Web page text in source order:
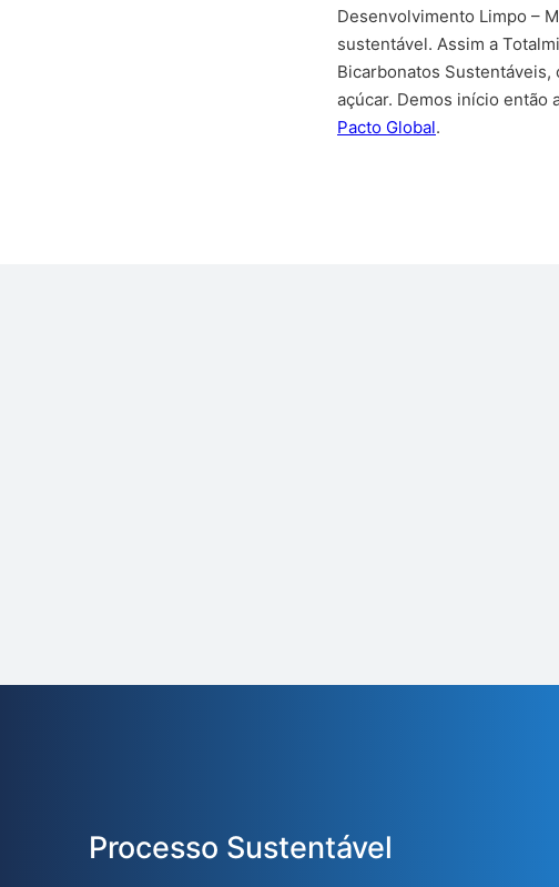
Desenvolvimento Limpo –
sustentável. Assim a
Bicarbonatos
açúcar. Demos início então
Pacto Global.
Processo Sustentável